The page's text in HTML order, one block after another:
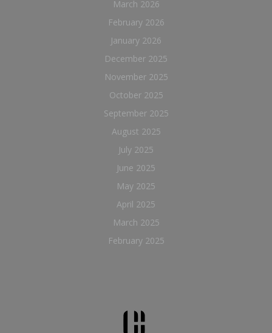
March 2026
February 2026
January 2026
December 2025
November 2025
October 2025
September 2025
August 2025
July 2025
June 2025
May 2025
April 2025
March 2025
February 2025